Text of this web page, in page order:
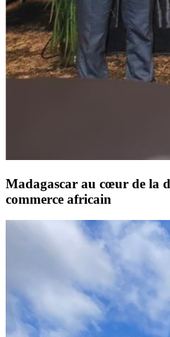
Madagascar au cœur de la
commerce africain